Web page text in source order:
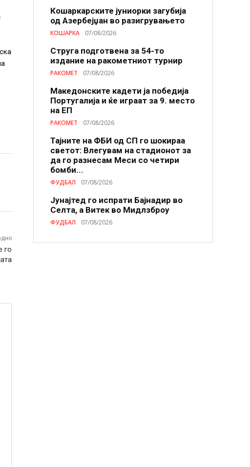
го
Кошаркарските јуниорки загубија
од Азербејџан во разигрувањето
КОШАРКА 07/08/2026
Струга подготвена за 54-то
издание на ракометниот турнир
РАКОМЕТ 07/08/2026
Македонските кадети ја победија
Португалија и ќе играат за 9. место
на ЕП
РАКОМЕТ 07/08/2026
Тајните на ФБИ од СП го шокираа
светот: Влегувам на стадионот за
да го разнесам Меси со четири
бомби...
ФУДБАЛ 07/08/2026
Јунајтед го испрати Бајнадир во
Селта, а Витек во Мидлзброу
ФУДБАЛ 07/08/2026